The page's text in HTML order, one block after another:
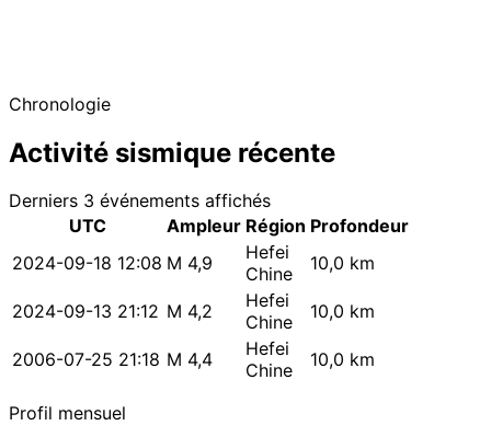
Chronologie
Activité sismique récente
Derniers 3 événements affichés
UTC
Ampleur Région Profondeur
2024-09-18 12:08 M 4,9
Hefei
Chine
10,0 km
2024-09-13 21:12 M 4,2
Hefei
Chine
10,0 km
2006-07-25 21:18 M 4,4
Hefei
Chine
10,0 km
Profil mensuel